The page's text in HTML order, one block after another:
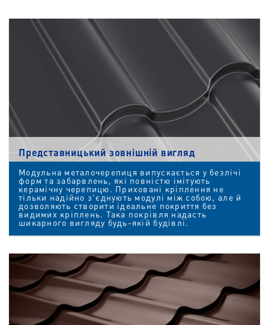
Представницький зовнішній вигляд
Модульна металочерепиця випускається у безлічі
форм та забарвлень, які повністю імітують
керамічну черепицю. Приховані кріплення не
тільки надійно з'єднують модулі між собою, але й
дозволяють створити ідеальне покриття без
видимих кріплень. Така покрівля надасть
шикарного вигляду будь-якій будівлі.